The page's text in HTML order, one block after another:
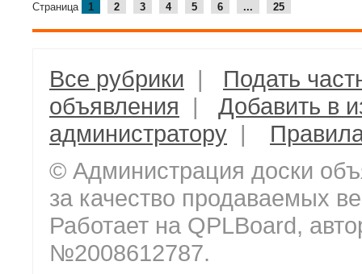
Страница
1 2 3 4 5 6 ... 25
Все рубрики | Подать
объявления | Добавить в
администратору |
© Администрация доски
за качество продаваемых
Работает на QPLBoard,
№2008612787.